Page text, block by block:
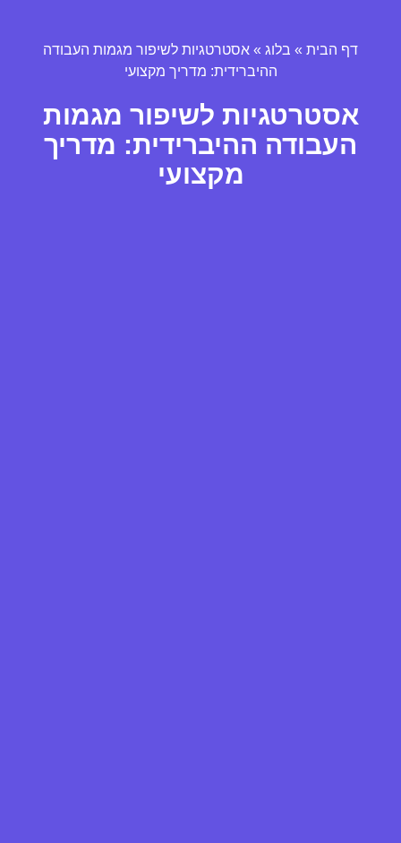
דף הבית » בלוג » אסטרטגיות לשיפור מגמות העבודה
ההיברידית: מדריך מקצועי
אסטרטגיות לשיפור מגמות
העבודה ההיברידית: מדריך
מקצועי